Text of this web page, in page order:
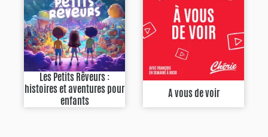
Les Petits Rêveurs :
histoires et aventures pour
enfants
A vous de voir